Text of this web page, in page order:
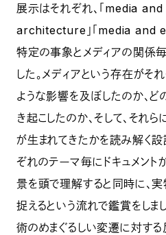
展示はそれぞれ、「media
architecture」「media and
特定の事象とメディアの関係
した。メディアという存在がそ
ような影響を及ぼしたのか、
き起こしたのか、そして、それ
が生まれてきたかを読み解く設
ぞれのテーマ毎にドキュメント
景を頭で理解すると同時に、
捉えるという流れで鑑賞をしま
術のめまぐるしい変遷に対する